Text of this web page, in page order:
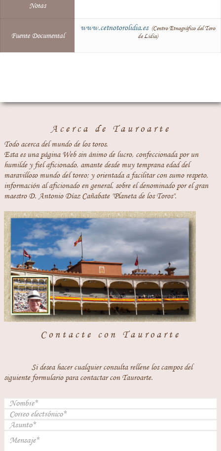
Notas
Fuente Documental
www.cetnotorolidia.es (Centro Etnográfico del Toro
de Lidia)
Acerca de Tauroarte
Todo acerca del mundo de los toros.
Esta es una página Web sin ánimo de lucro, confeccionada por un
humilde y fiel aficionado, amante desde muy temprana edad del
maravilloso mundo del toreo; y orientada a facilitar con sumo respeto,
información al aficionado en general, sobre el denominado por el gran
maestro D. Antonio Díaz Cañabate "Planeta de los Toros".
Contacte con Tauroarte
Si desea hacer cualquier consulta rellene los campos del
siguiente formulario para contactar con Tauroarte.